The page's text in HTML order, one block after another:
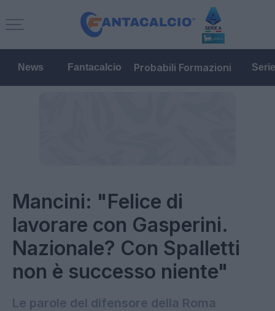
News Fantacalcio Probabili Formazioni
Mancini: "Felice di
lavorare con Gasperini.
Nazionale? Con Spalletti
non è successo niente"
Le parole del difensore della Roma